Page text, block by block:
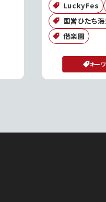
LuckyFes
国営ひたち
偕楽園
キー